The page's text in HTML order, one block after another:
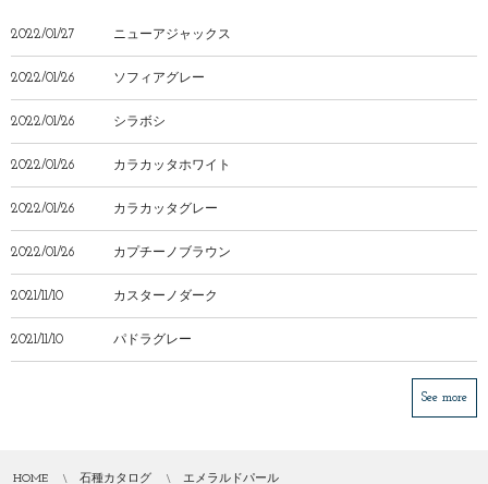
2022/01/27 ニューアジャックス
2022/01/26 ソフィアグレー
2022/01/26 シラボシ
2022/01/26 カラカッタホワイト
2022/01/26 カラカッタグレー
2022/01/26 カプチーノブラウン
2021/11/10 カスターノダーク
2021/11/10 パドラグレー
See more
HOME 石種カタログ エメラルドパール